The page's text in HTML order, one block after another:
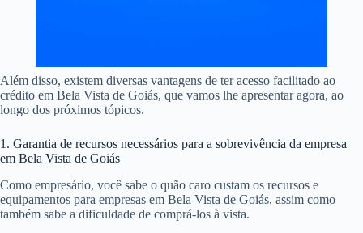
Além disso, existem diversas vantagens de ter acesso facilitado ao
crédito em Bela Vista de Goiás, que vamos lhe apresentar agora, ao
longo dos próximos tópicos.
1. Garantia de recursos necessários para a sobrevivência da empresa
em Bela Vista de Goiás
Como empresário, você sabe o quão caro custam os recursos e
equipamentos para empresas em Bela Vista de Goiás, assim como
também sabe a dificuldade de comprá-los à vista.